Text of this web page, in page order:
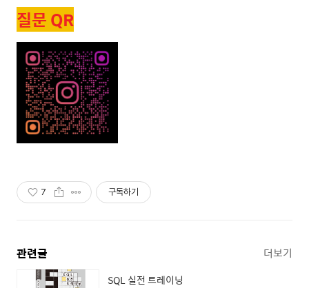
질문 QR
7 구독하기
관련글 더보기
SQL 실전 트레이닝